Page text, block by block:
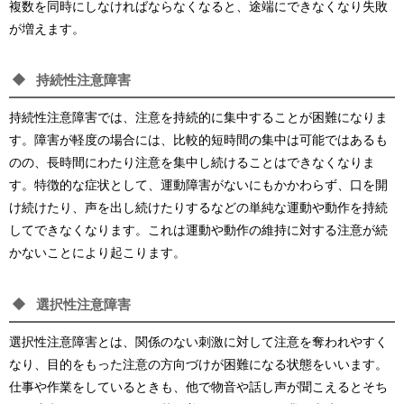
複数を同時にしなければならなくなると、途端にできなくなり失敗
が増えます。
持続性注意障害
持続性注意障害では、注意を持続的に集中することが困難になりま
す。障害が軽度の場合には、比較的短時間の集中は可能ではあるも
のの、長時間にわたり注意を集中し続けることはできなくなりま
す。特徴的な症状として、運動障害がないにもかかわらず、口を開
け続けたり、声を出し続けたりするなどの単純な運動や動作を持続
してできなくなります。これは運動や動作の維持に対する注意が続
かないことにより起こります。
選択性注意障害
選択性注意障害とは、関係のない刺激に対して注意を奪われやすく
なり、目的をもった注意の方向づけが困難になる状態をいいます。
仕事や作業をしているときも、他で物音や話し声が聞こえるとそち